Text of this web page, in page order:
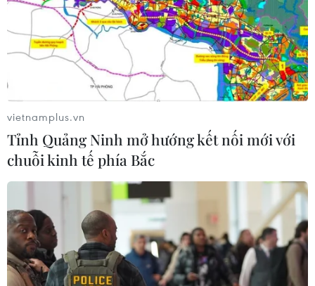
thương tích giai đoạn 2026-2030
04/08/2026 07:41
Hệ thống y tế đa cực, đưa y tế đến
Bộ Y tế đề xuất 8 nhóm chính sách
trong sửa đổi Luật hiến, ghép mô,
tạng
03/08/2026 14:44
vietnamplus.vn
Tỉnh Quảng Ninh mở hướng kết nối mới với
chuỗi kinh tế phía Bắc